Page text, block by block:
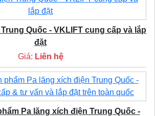
Quốc - VKLIFT cung cấp và lắp
đặt
Giá: Liên hệ
Pa lăng xích điện Trung Quốc -